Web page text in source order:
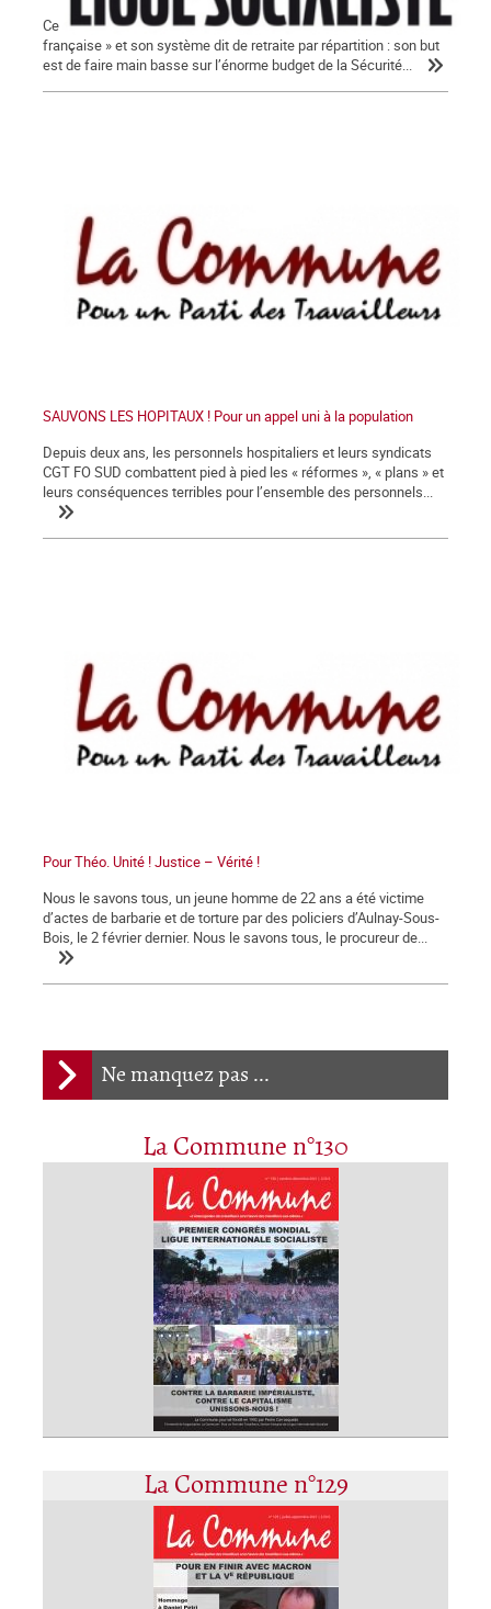
Ne manquez pas ...
La Commune n°130
La Commune n°129
Ce gouvernement veut liquider la « protection sociale à la
française » et son système dit de retraite par répartition : son but
est de faire main basse sur l’énorme budget de la Sécurité...
SAUVONS LES HOPITAUX ! Pour un appel uni à la population
Depuis deux ans, les personnels hospitaliers et leurs syndicats
CGT FO SUD combattent pied à pied les « réformes », « plans » et
leurs conséquences terribles pour l’ensemble des personnels...
Pour Théo. Unité ! Justice – Vérité !
Nous le savons tous, un jeune homme de 22 ans a été victime
d’actes de barbarie et de torture par des policiers d’Aulnay-Sous-
Bois, le 2 février dernier. Nous le savons tous, le procureur de...